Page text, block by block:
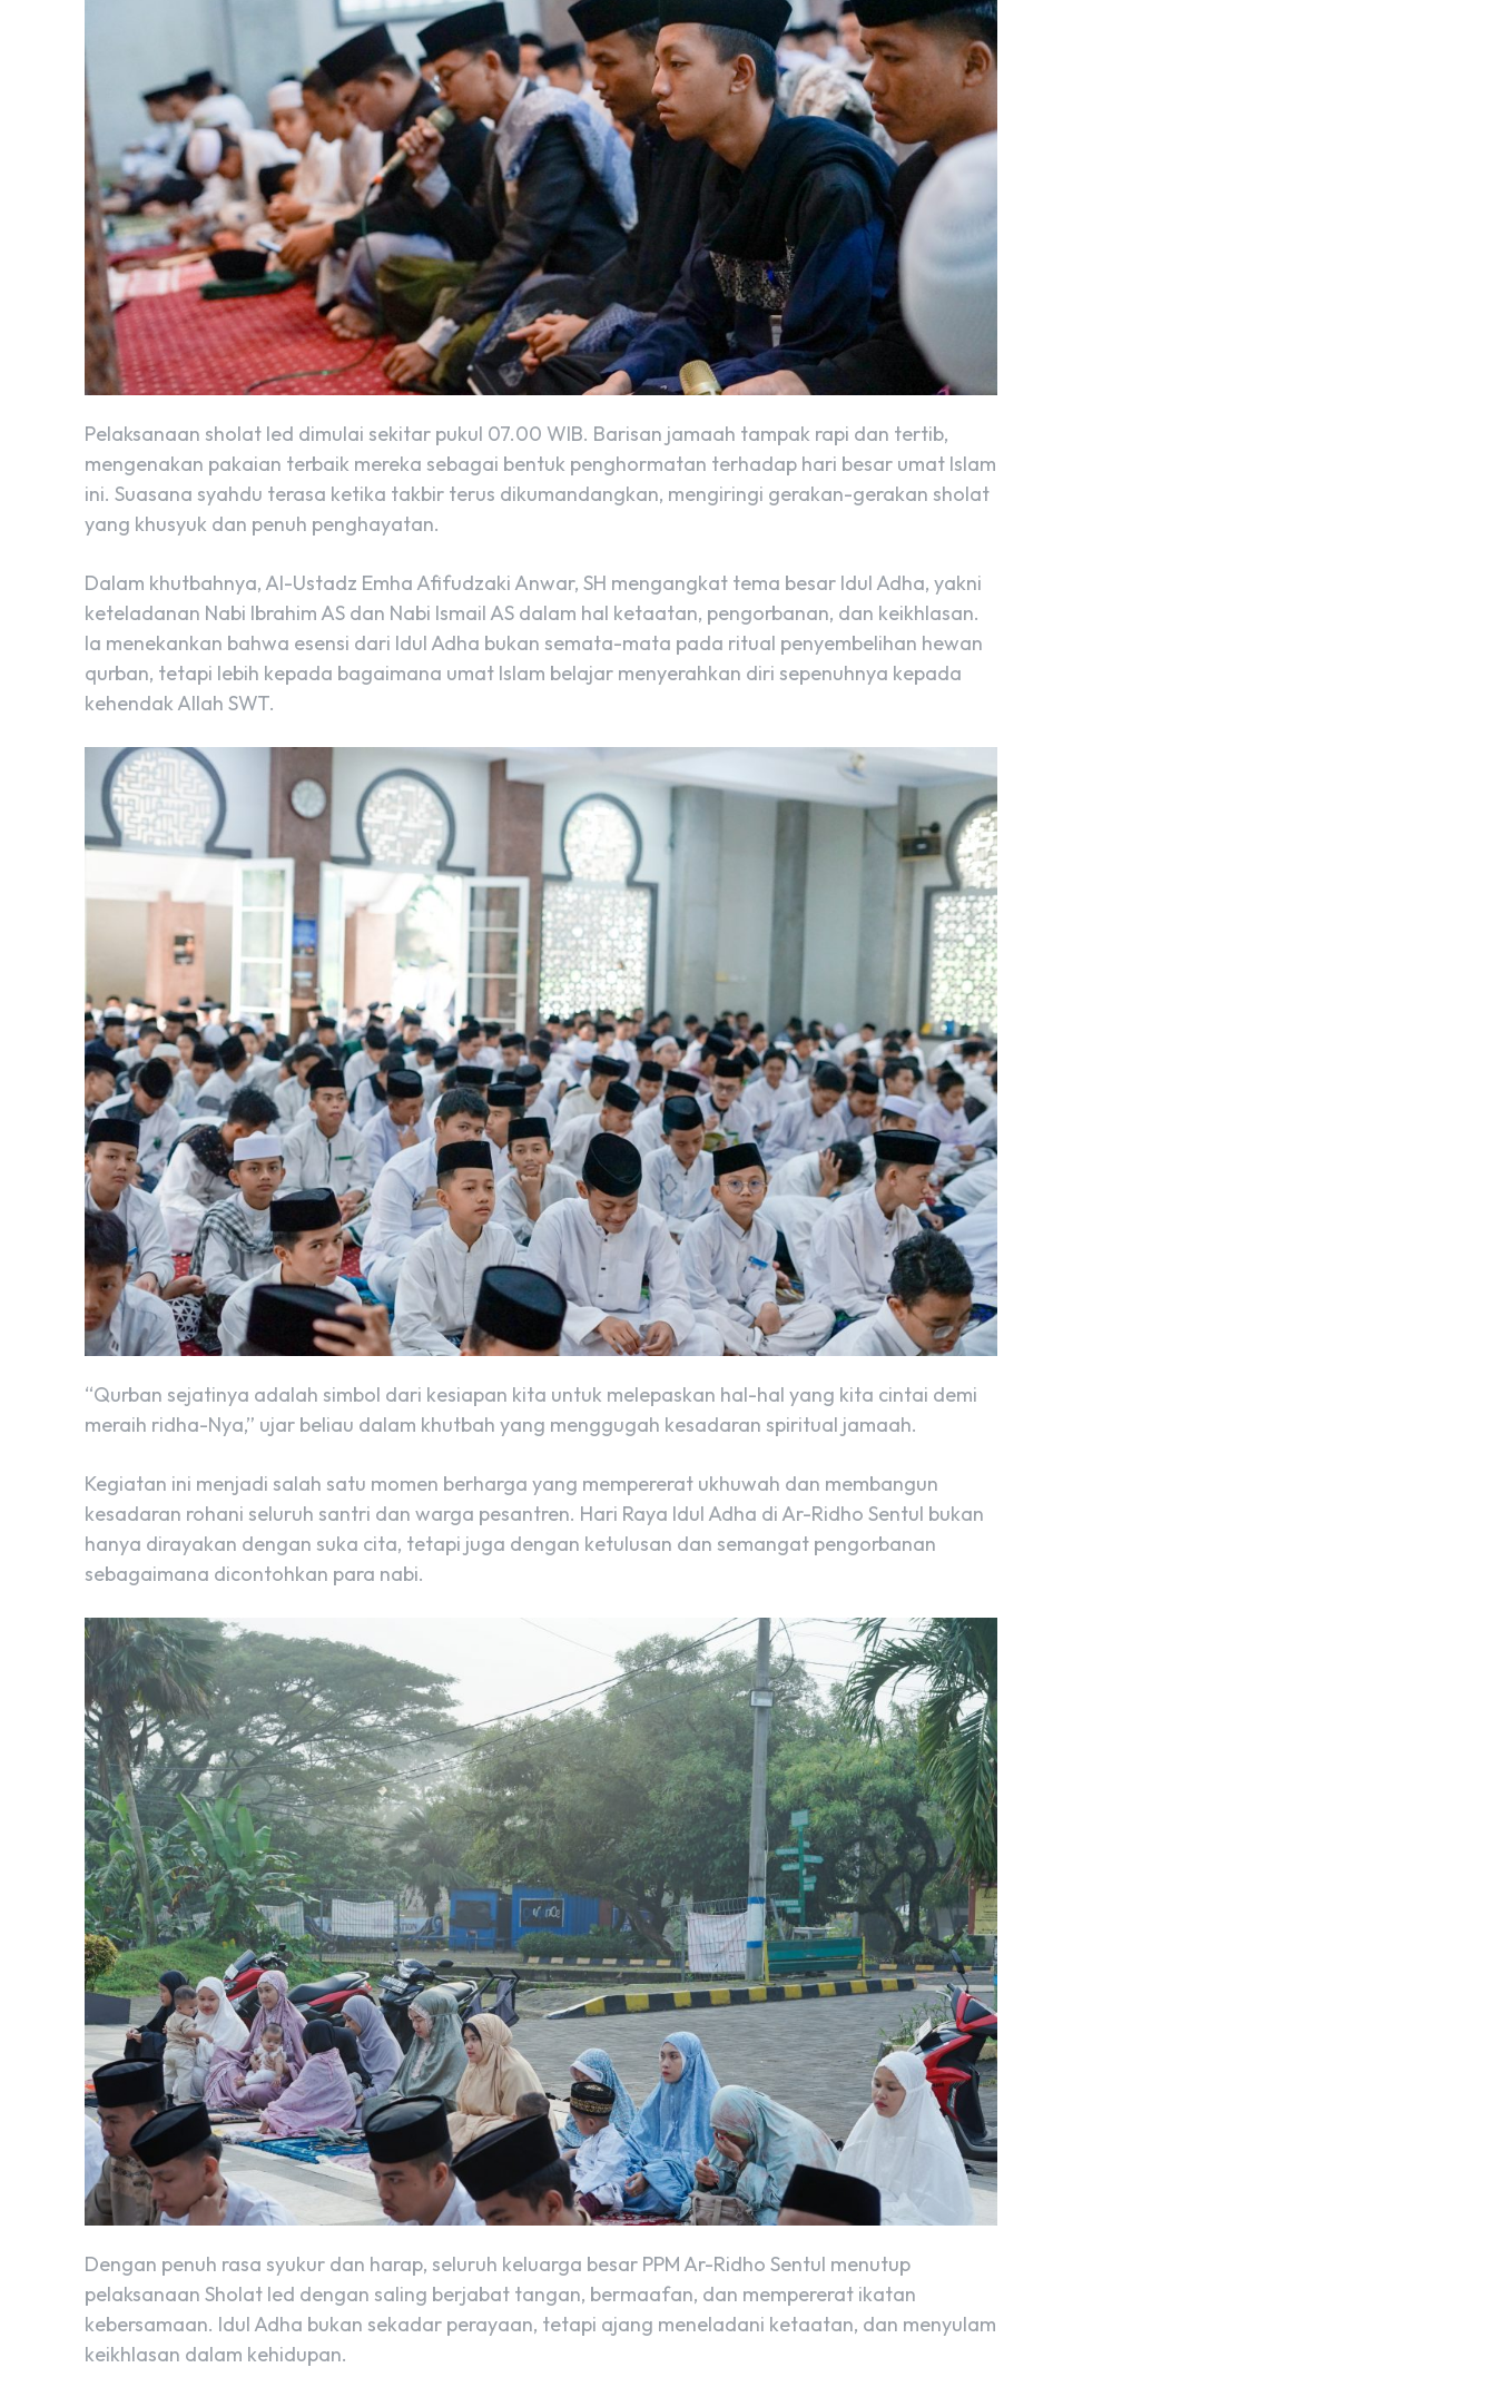
Pelaksanaan sholat Ied dimulai sekitar pukul 07.00 WIB. Barisan jamaah tampak rapi dan tertib,
mengenakan pakaian terbaik mereka sebagai bentuk penghormatan terhadap hari besar umat Islam
ini. Suasana syahdu terasa ketika takbir terus dikumandangkan, mengiringi gerakan-gerakan sholat
yang khusyuk dan penuh penghayatan.
Dalam khutbahnya, Al-Ustadz Emha Afifudzaki Anwar, SH mengangkat tema besar Idul Adha, yakni
keteladanan Nabi Ibrahim AS dan Nabi Ismail AS dalam hal ketaatan, pengorbanan, dan keikhlasan.
Ia menekankan bahwa esensi dari Idul Adha bukan semata-mata pada ritual penyembelihan hewan
qurban, tetapi lebih kepada bagaimana umat Islam belajar menyerahkan diri sepenuhnya kepada
kehendak Allah SWT.
“Qurban sejatinya adalah simbol dari kesiapan kita untuk melepaskan hal-hal yang kita cintai demi
meraih ridha-Nya,” ujar beliau dalam khutbah yang menggugah kesadaran spiritual jamaah.
Kegiatan ini menjadi salah satu momen berharga yang mempererat ukhuwah dan membangun
kesadaran rohani seluruh santri dan warga pesantren. Hari Raya Idul Adha di Ar-Ridho Sentul bukan
hanya dirayakan dengan suka cita, tetapi juga dengan ketulusan dan semangat pengorbanan
sebagaimana dicontohkan para nabi.
Dengan penuh rasa syukur dan harap, seluruh keluarga besar PPM Ar-Ridho Sentul menutup
pelaksanaan Sholat Ied dengan saling berjabat tangan, bermaafan, dan mempererat ikatan
kebersamaan. Idul Adha bukan sekadar perayaan, tetapi ajang meneladani ketaatan, dan menyulam
keikhlasan dalam kehidupan.